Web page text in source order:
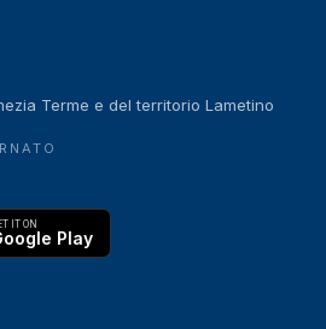
Terme e del territorio Lametino
IT ON
Play